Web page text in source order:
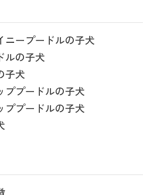
ニープードルの子犬
ルの子犬
子犬
ププードルの子犬
ププードルの子犬